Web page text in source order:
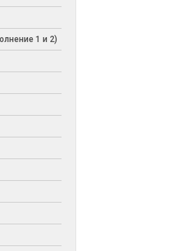
1 и 2)